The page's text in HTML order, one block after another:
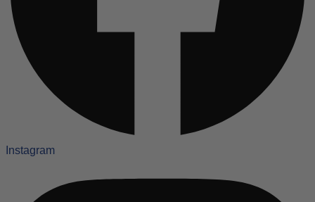
Instagram